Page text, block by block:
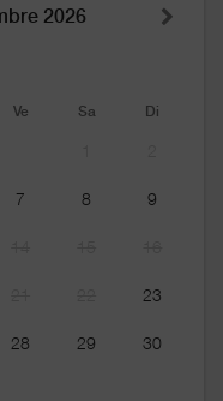
2026
Ve Sa Di
7 8 9
23
28 29 30